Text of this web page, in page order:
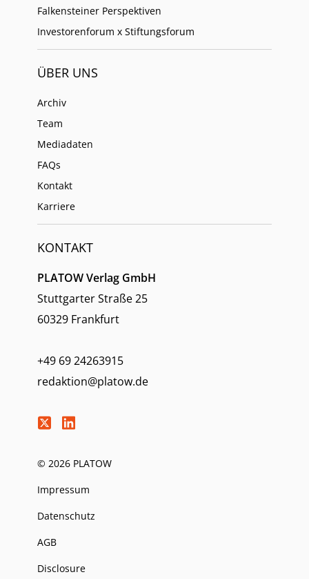
Falkensteiner Perspektiven
Investorenforum x Stiftungsforum
ÜBER UNS
Archiv
Team
Mediadaten
FAQs
Kontakt
Karriere
KONTAKT
PLATOW Verlag GmbH
Stuttgarter Straße 25
60329 Frankfurt
+49 69 24263915
redaktion@platow.de
© 2026 PLATOW
Impressum
Datenschutz
AGB
Disclosure